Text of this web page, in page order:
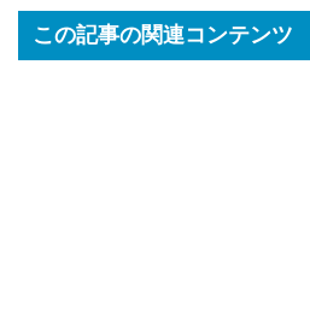
この記事の関連コンテンツ